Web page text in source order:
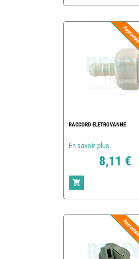
RACCORD ELETROVANNE
En savoir plus
8,11 €